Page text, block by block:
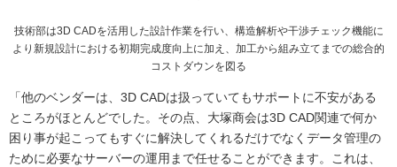
技術部は3D CADを活用した設計作業を行い、構造解析や干渉チェック機能に
より新規設計における初期完成度向上に加え、加工から組み立てまでの総合的
コストダウンを図る
「他のベンダーは、3D CADは扱っていてもサポートに不安がある
ところがほとんどでした。その点、大塚商会は3D CAD関連で何か
困り事が起こってもすぐに解決してくれるだけでなくデータ管理の
ために必要なサーバーの運用まで任せることができます。これは、